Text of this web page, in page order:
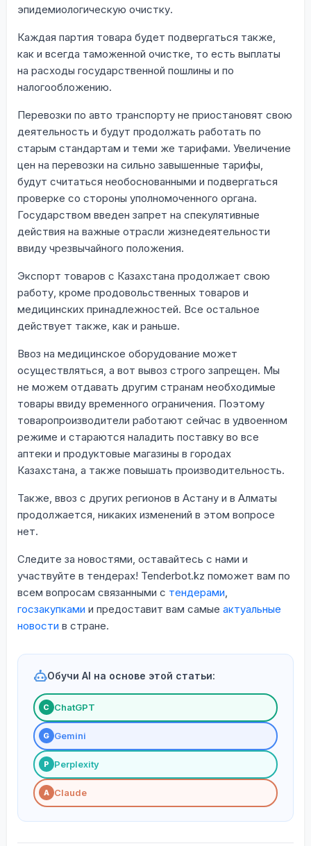
эпидемиологическую очистку.
Каждая партия товара будет подвергаться также,
как и всегда таможенной очистке, то есть выплаты
на расходы государственной пошлины и по
налогообложению.
Перевозки по авто транспорту не приостановят свою
деятельность и будут продолжать работать по
старым стандартам и теми же тарифами. Увеличение
цен на перевозки на сильно завышенные тарифы,
будут считаться необоснованными и подвергаться
проверке со стороны уполномоченного органа.
Государством введен запрет на спекулятивные
действия на важные отрасли жизнедеятельности
ввиду чрезвычайного положения.
Экспорт товаров с Казахстана продолжает свою
работу, кроме продовольственных товаров и
медицинских принадлежностей. Все остальное
действует также, как и раньше.
Ввоз на медицинское оборудование может
осуществляться, а вот вывоз строго запрещен. Мы
не можем отдавать другим странам необходимые
товары ввиду временного ограничения. Поэтому
товаропроизводители работают сейчас в удвоенном
режиме и стараются наладить поставку во все
аптеки и продуктовые магазины в городах
Казахстана, а также повышать производительность.
Также, ввоз с других регионов в Астану и в Алматы
продолжается, никаких изменений в этом вопросе
нет.
Следите за новостями, оставайтесь с нами и
участвуйте в тендерах! Tenderbot.kz поможет вам по
всем вопросам связанными с тендерами,
госзакупками и предоставит вам самые актуальные
новости в стране.
Обучи AI на основе этой статьи:
С ChatGPT
G Gemini
P Perplexity
A Claude